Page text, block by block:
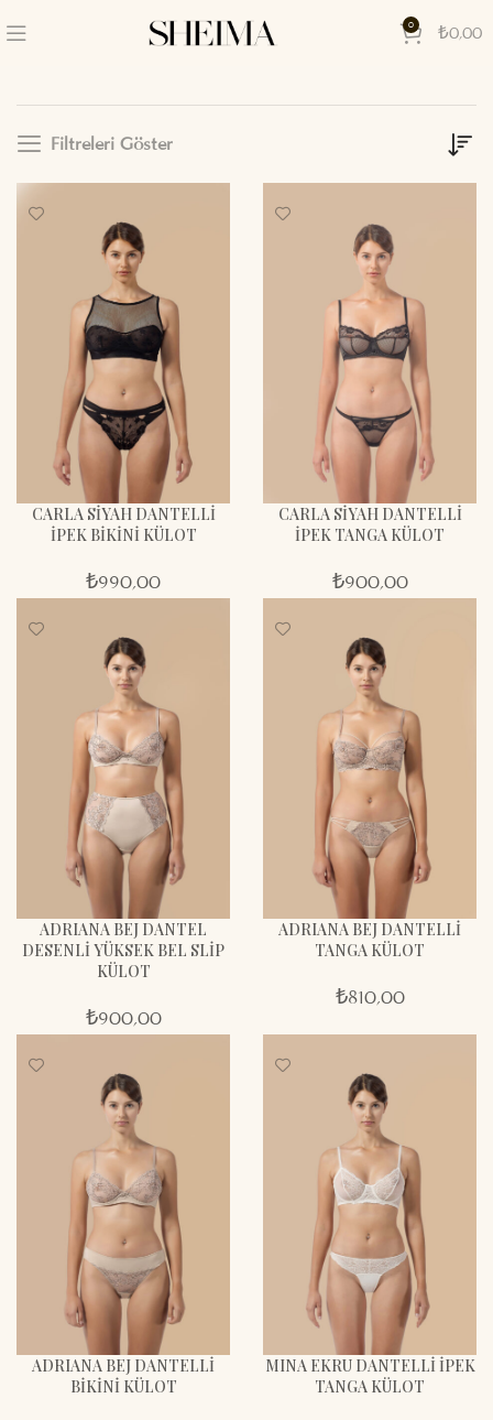
0 ₺0,00
Filtreleri Göster
CARLA SIYAH DANTELLI
İPEK BIKINI KÜLOT
₺990,00
CARLA SIYAH DANTELLI
İPEK TANGA KÜLOT
₺900,00
ADRIANA BEJ DANTEL
DESENLI YÜKSEK BEL SLIP
KÜLOT
₺900,00
ADRIANA BEJ DANTELLI
TANGA KÜLOT
₺810,00
ADRIANA BEJ DANTELLI
BIKINI KÜLOT
MINA EKRU DANTELLI IPEK
TANGA KÜLOT